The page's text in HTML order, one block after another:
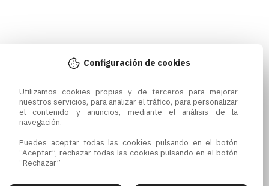
Configuración de cookies
Utilizamos cookies propias y de terceros para mejorar
nuestros servicios, para analizar el tráfico, para personalizar
el contenido y anuncios, mediante el análisis de la
navegación.
Puedes aceptar todas las cookies pulsando en el botón
“Aceptar”, rechazar todas las cookies pulsando en el botón
“Rechazar”